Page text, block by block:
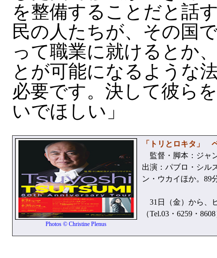
を整備することだと話
民の人たちが、その国
って職業に就けるとか
とが可能になるような
必要です。決して彼ら
いでほしい」
Photos © Christine Plenus
「トリとロキタ」
監督・脚本：ジャ
出演：パブロ・シル
ン・ウカイほか。89
31日（金）から、
（Tel.03・6259・